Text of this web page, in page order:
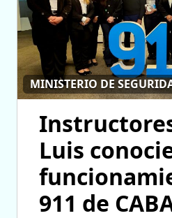
MINISTERIO DE
Luis
911 de